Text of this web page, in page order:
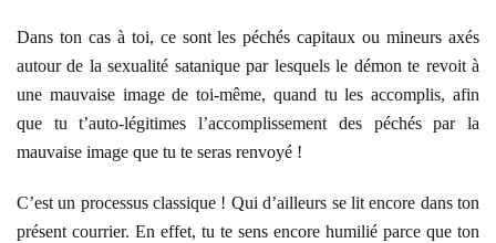
Dans ton cas à toi, ce sont les péchés capitaux ou mineurs axés
autour de la sexualité satanique par lesquels le démon te revoit à
une mauvaise image de toi-même, quand tu les accomplis, afin
que tu t’auto-légitimes l’accomplissement des péchés par la
mauvaise image que tu te seras renvoyé !
C’est un processus classique ! Qui d’ailleurs se lit encore dans ton
présent courrier. En effet, tu te sens encore humilié parce que ton